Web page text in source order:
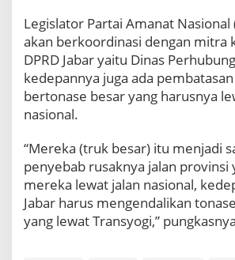
J
a
b
a
r
S
n
o
S
e
g
Legislator Partai Amanat Nasional
akan berkoordinasi dengan mitra
DPRD Jabar yaitu Dinas
kedepannya juga ada
bertonase besar yang harusnya
nasional.
“Mereka (truk besar) itu menjadi
penyebab rusaknya jalan provinsi
mereka lewat jalan nasional,
Jabar harus mengendalikan
yang lewat Transyogi,”